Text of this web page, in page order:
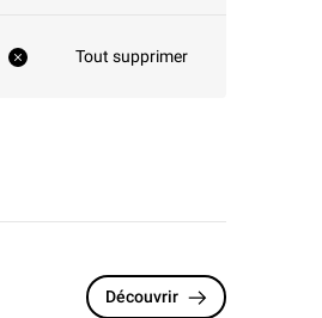
Tout supprimer
Découvrir